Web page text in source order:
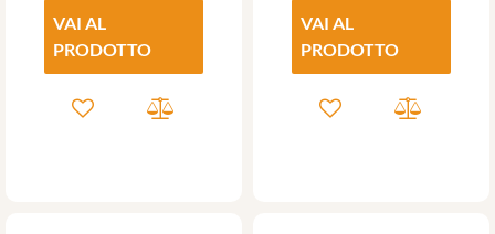
VAI AL
PRODOTTO
VAI AL
PRODOTTO